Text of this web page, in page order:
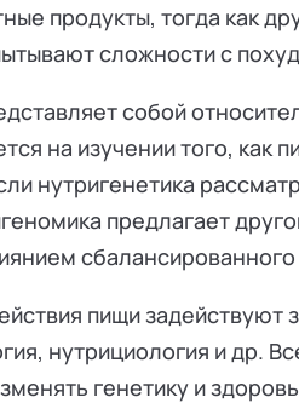
продукты, тогда как
сложности с
собой
на изучении того, как
нутригенетика
предлагает
пищи задействуют
нутрициология и др.
генетику и